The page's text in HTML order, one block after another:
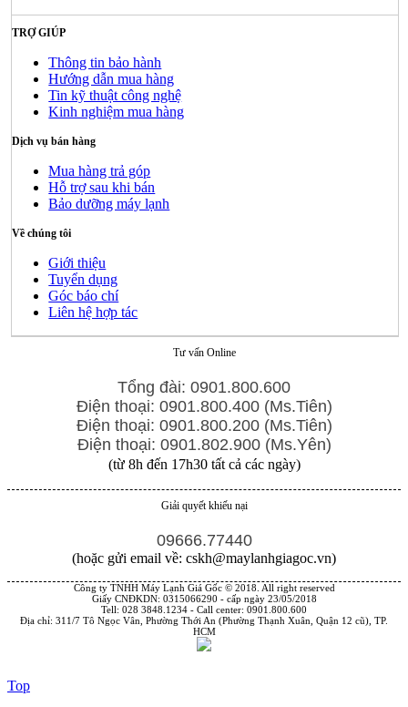
TRỢ GIÚP
Thông tin bảo hành
Hướng dẫn mua hàng
Tin kỹ thuật công nghệ
Kinh nghiệm mua hàng
Dịch vụ bán hàng
Mua hàng trả góp
Hỗ trợ sau khi bán
Bảo dưỡng máy lạnh
Về chúng tôi
Giới thiệu
Tuyển dụng
Góc báo chí
Liên hệ hợp tác
Tư vấn Online
Tổng đài: 0901.800.600
Điện thoại: 0901.800.400 (Ms.Tiên)
Điện thoại: 0901.800.200 (Ms.Tiên)
Điện thoại: 0901.802.900 (Ms.Yên)
(từ 8h đến 17h30 tất cả các ngày)
Giải quyết khiếu nại
09666.77440
(hoặc gửi email về: cskh@maylanhgiagoc.vn)
Công ty TNHH Máy Lạnh Giá Gốc © 2018. All right reserved
Giấy CNĐKDN: 0315066290 - cấp ngày 23/05/2018
Tell: 028 3848.1234 - Call center: 0901.800.600
Địa chỉ: 311/7 Tô Ngọc Vân, Phường Thới An (Phường Thạnh Xuân, Quận 12 cũ), TP.
HCM
Top